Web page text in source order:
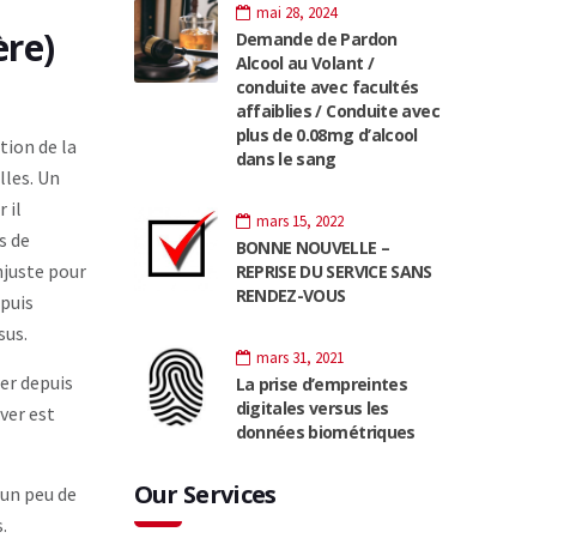
de la
Un
il
de
pour
depuis
est
peu de
mai 28, 2024
Demande de Pardon
Alcool au Volant /
conduite avec facultés
affaiblies / Conduite avec
plus de 0.08mg d’alcool
dans le sang
mars 15, 2022
BONNE NOUVELLE –
REPRISE DU SERVICE SANS
RENDEZ-VOUS
mars 31, 2021
La prise d’empreintes
digitales versus les
données biométriques
Our Services